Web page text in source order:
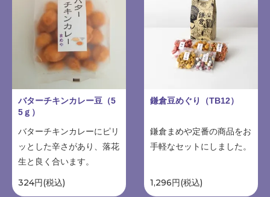
バターチキンカレー豆（5
5ｇ）
バターチキンカレーにピリ
ッとした辛さがあり、落花
生と良く合います。
324円(税込)
鎌倉豆めぐり（TB12）
鎌倉まめや定番の商品をお
手軽なセットにしました。
1,296円(税込)